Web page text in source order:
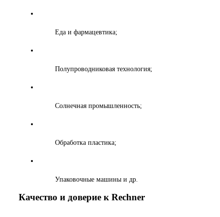
Еда и фармацевтика;
Полупроводниковая технология;
Солнечная промышленность;
Обработка пластика;
Упаковочные машины и др.
Качество и доверие к Rechner